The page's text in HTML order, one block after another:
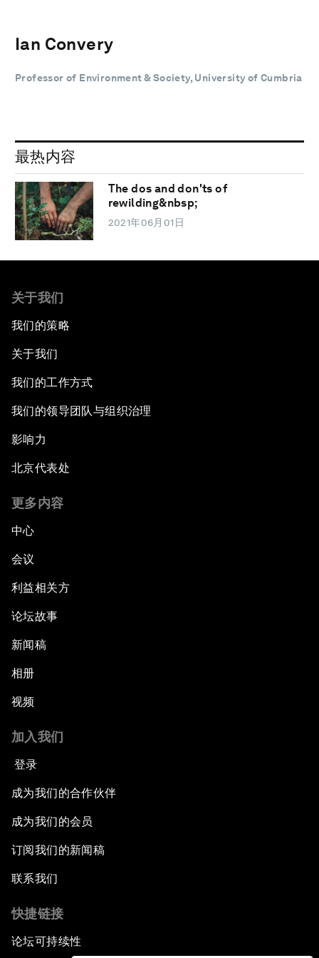
Ian Convery
Professor of Environment & Society, University of Cumbria
最热内容
The dos and don'ts of
rewilding&nbsp;
2021年06月01日
关于我们
我们的策略
关于我们
我们的工作方式
我们的领导团队与组织治理
影响力
北京代表处
更多内容
中心
会议
利益相关方
论坛故事
新闻稿
相册
视频
加入我们
登录
成为我们的合作伙伴
成为我们的会员
订阅我们的新闻稿
联系我们
快捷链接
论坛可持续性